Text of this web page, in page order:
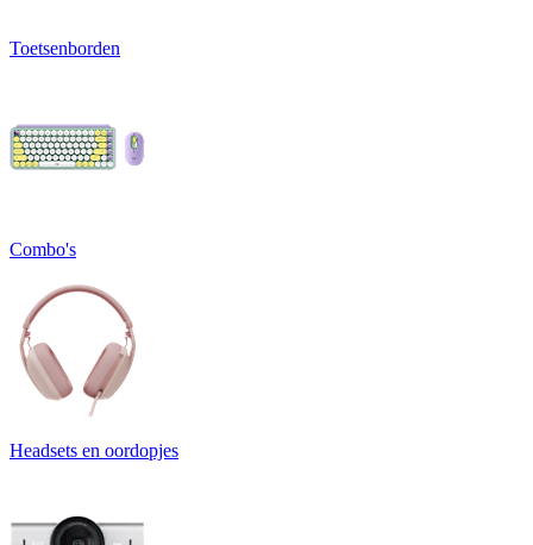
Toetsenborden
Combo's
Headsets en oordopjes